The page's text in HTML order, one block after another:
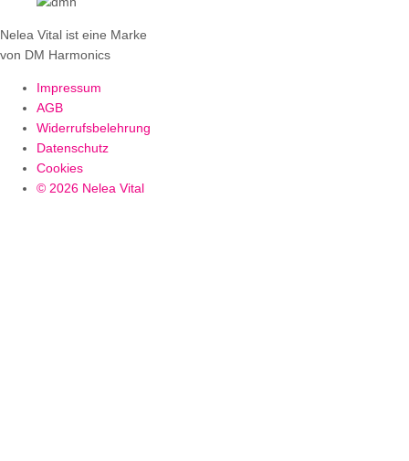
Nelea Vital ist eine Marke
von DM Harmonics
Impressum
AGB
Widerrufsbelehrung
Datenschutz
Cookies
© 2026 Nelea Vital